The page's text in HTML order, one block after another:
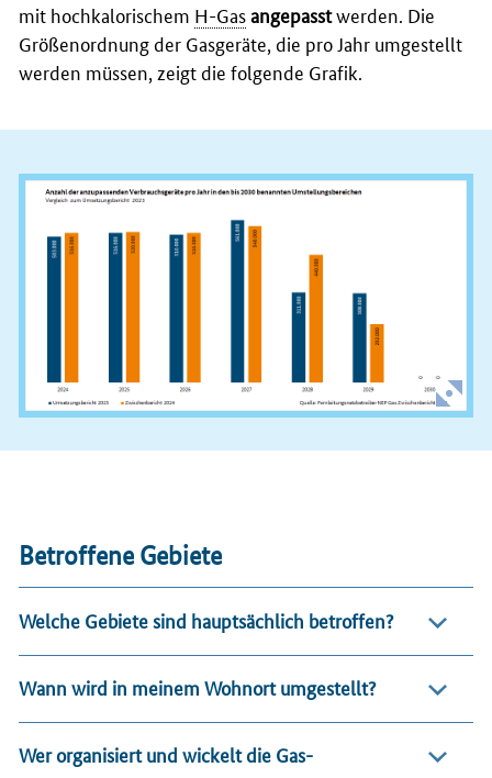
mit hochkalorischem H-Gasangepasstwerden. Die
Größenordnung der Gasgeräte, die pro Jahr umgestellt
werden müssen, zeigt die folgende Grafik.
Betroffene Gebiete
Welche Gebiete sind hauptsächlich betroffen?
Wann wird in meinem Wohnort umgestellt?
Wer organisiert und wickelt die Gas-